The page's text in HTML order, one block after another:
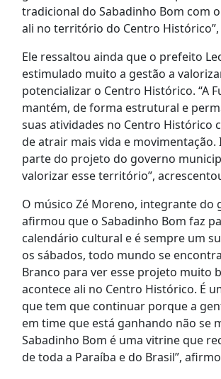
tradicional do Sabadinho Bom com
ali no território do Centro
Ele ressaltou ainda que o prefeito
estimulado muito a gestão a
potencializar o Centro Histórico. “A
mantém, de forma estrutural e
suas atividades no Centro Histórico
de atrair mais vida e movimentação.
parte do projeto do governo
valorizar esse território”,
O músico Zé Moreno, integrante do
afirmou que o Sabadinho Bom faz
calendário cultural e é sempre um
os sábados, todo mundo se
Branco para ver esse projeto muito
acontece ali no Centro Histórico. É
que tem que continuar porque a
em time que está ganhando não se
Sabadinho Bom é uma vitrine que
de toda a Paraíba e do Brasil”,